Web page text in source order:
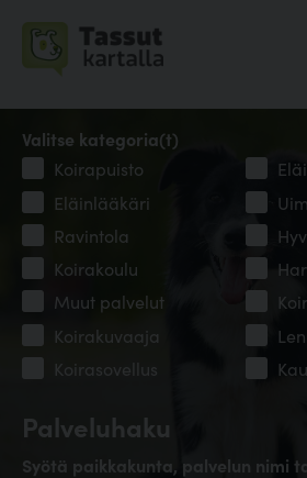
Palveluhaku
Syötä paikkakunta, palvelun nimi
Valitse kategoria(t)
Koirapuisto
Eläinlääkäri
Ravintola
Koirakoulu
Muut palvelut
Koirakuvaaja
Koirasovellus